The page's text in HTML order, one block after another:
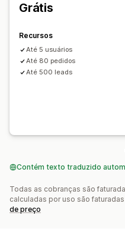
Grátis
Recursos
Até 5 usuários
Até 80 pedidos
Até 500 leads
Contém texto traduzido
Todas as cobranças são
calculadas por uso são
de preço